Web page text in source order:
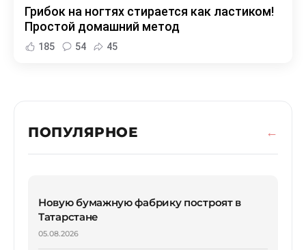
Грибок на ногтях стирается как ластиком!
Простой домашний метод
185 54 45
ПОПУЛЯРНОЕ
Новую бумажную фабрику построят в
Татарстане
05.08.2026